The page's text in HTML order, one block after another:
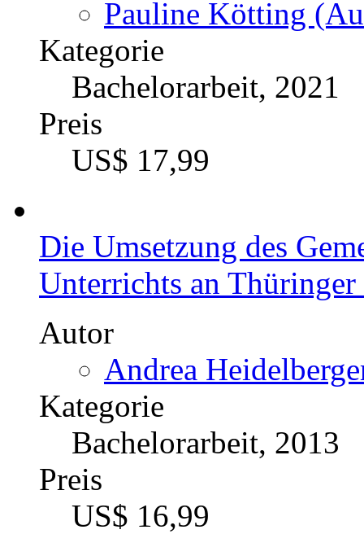
Pauline Kötting
Kategorie
Bachelorarbeit, 2021
Preis
US$ 17,99
Die Umsetzung des
Unterrichts an
Autor
Andrea
Kategorie
Bachelorarbeit, 2013
Preis
US$ 16,99